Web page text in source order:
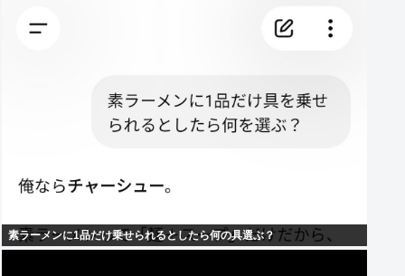
素ラーメンに1品だけ乗せられるとしたら何の具選ぶ？